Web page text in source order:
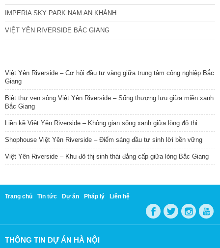
IMPERIA SKY PARK NAM AN KHÁNH
VIỆT YÊN RIVERSIDE BẮC GIANG
Việt Yên Riverside – Cơ hội đầu tư vàng giữa trung tâm công nghiệp Bắc
Giang
Biệt thự ven sông Việt Yên Riverside – Sống thượng lưu giữa miền xanh
Bắc Giang
Liền kề Việt Yên Riverside – Không gian sống xanh giữa lòng đô thị
Shophouse Việt Yên Riverside – Điểm sáng đầu tư sinh lời bền vững
Việt Yên Riverside – Khu đô thị sinh thái đẳng cấp giữa lòng Bắc Giang
Trang chủ Tin tức Dự án Pháp lý Liên hệ
THÔNG TIN DỰ ÁN HÀ NỘI